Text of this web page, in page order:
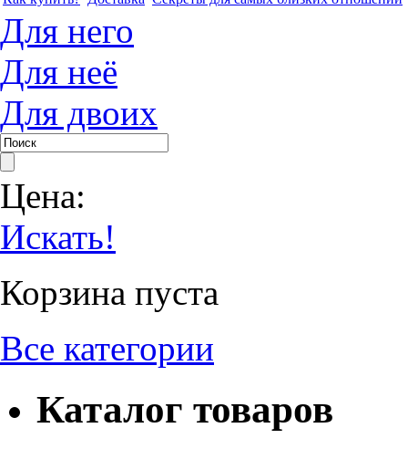
Для него
Для неё
Для двоих
Цена:
Искать!
Корзина пуста
Все категории
Каталог товаров